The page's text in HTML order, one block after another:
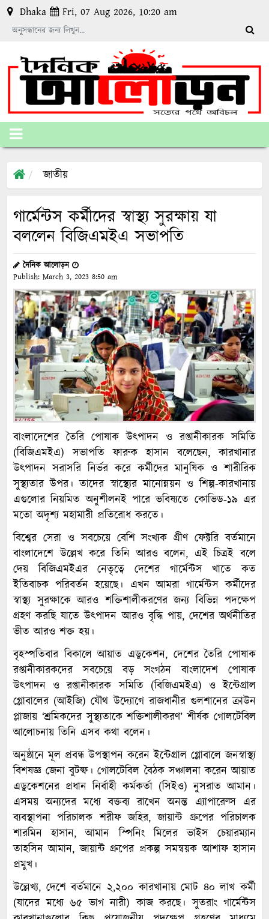
Dhaka Fri, 07 Aug 2026, 10:20 am
জাতীয়
গার্মেন্টস কর্মীদের স্বাস্থ্য সুরক্ষায় যা
বললেন বিজিএমইএ সভাপতি
দৈনিক আলোড়ন
Publish: March 3, 2023 8:50 am
বাংলাদেশের তৈরি পোষাক উৎপাদন ও রপ্তানীকারক সমিতি
(বিজিএমইএ) সভাপতি ফারুক হাসান বলেছেন, কারখানার
উৎপাদন সরাসরি নির্ভর করে কর্মীদের মানুষিক ও শারীরিক
সুস্থ্যতার উপর। তাদের স্বাস্থ্যের মানোন্নয়ন ও শিল্প-কারখানায়
এগুলোর নিয়মিত অনুশীলনই পারে ভবিষ্যতে কোভিড-১৯ এর
মতো অদৃশ্য মহামারী প্রতিরোধ করতে।
বিশ্বের সেরা ও সবচেয়ে বেশি সংখ্যক গ্রীণ ফেক্টরি বর্তমানে
বাংলাদেশে উল্লেখ করে তিনি আরও বলেন, এই চিত্রই বলে
দেয় বিজিএমইএর নেতৃত্বে দেশের গার্মেন্টস খাতে কত
ইতিবাচক পরিবর্তন হয়েছে। এখন আমরা গার্মেন্টস কর্মীদের
স্বাস্থ্য সুরক্ষাকে আরও শক্তিশালীকরণের জন্য বিভিন্ন পদক্ষেপ
গ্রহণ করছি যাতে উৎপাদন আরও বৃদ্ধি পায়, দেশের অর্থনীতির
ভীত আরও শক্ত হয়।
বৃহস্পতিবার বিকালে আয়াত এডুকেশন, দেশের তৈরি পোষাক
রপ্তানীকারকদের সবচেয়ে বড় সংগঠন বাংলাদেশ পোষাক
উৎপাদন ও রপ্তানীকারক সমিতি (বিজিএমইএ) ও ইন্টেগ্রাল
গ্লোবালের (আইজি) যৌথ উদ্যোগে রাজধানীর গুলশানের ক্রাউন
প্লাজায় ‘শ্রমিকদের সুস্থ্যতাকে শক্তিশালীকরণ’ শীর্ষক গোলটেবিল
আলোচনায় তিনি এসব কথা বলেন।
অনুষ্ঠানে মূল প্রবন্ধ উপস্থাপন করেন ইন্টেগ্রাল গ্লোবালে জনস্বাস্থ্য
বিশষজ্ঞ জেনা বুটল্ফ। গোলটেবিল বৈঠক সঞ্চালনা করেন আয়াত
এডুকেশনের প্রধান নির্বাহী কর্মকর্তা (সিইও) নুসরাত আমান।
এসময় অন্যদের মধ্যে বক্তব্য রাখেন অনন্ত এ্যাপারেল্স এর
ব্যবস্থাপনা পরিচালক শরীফ জহির, জায়ান্ট গ্রুপের পরিচালক
শারমিন হাসান, আমান স্পিনিং মিলের ভাইস চেয়ারম্যান
তাহসিন আমান, জায়ান্ট গ্রুপের প্রকল্প সমন্বয়ক আশাফ হাসান
প্রমুখ।
উল্লেখ্য, দেশে বর্তমানে ২,২০০ কারখানায় মোট ৪০ লাখ কর্মী
(যাদের মধ্যে ৬৫ ভাগ নারী) কাজ করছে। সুতরাং গার্মেন্টস